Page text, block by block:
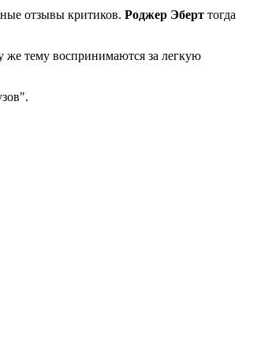
отзывы критиков. Роджер Эберт тогда
же тему воспринимаются за легкую